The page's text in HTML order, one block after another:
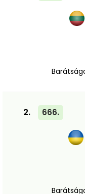
2. 666.